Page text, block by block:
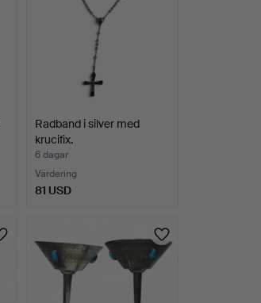
Radband i silver med
krucifix.
6 dagar
Värdering
81 USD